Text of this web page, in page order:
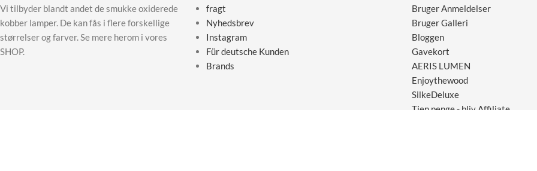
Vi tilbyder blandt andet de smukke oxiderede
kobber lamper. De kan fås i flere forskellige
størrelser og farver. Se mere herom i vores
SHOP.
fragt
Nyhedsbrev
Instagram
Für deutsche Kunden
Brands
Bruger Anmeldelser
Bruger Galleri
Bloggen
Gavekort
AERIS LUMEN
Enjoythewood
SilkeDeluxe
Tjen penge - bliv Affiliate